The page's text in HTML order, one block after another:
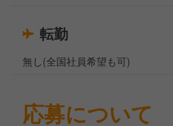
転勤
無し(全国社員希望も可)
応募について